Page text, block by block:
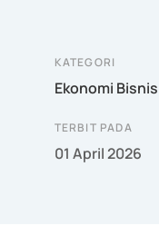
KATEGORI
Ekonomi Bisnis
TERBIT PADA
01 April 2026